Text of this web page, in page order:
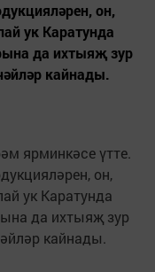
он,
ук Каратунда
да ихтыяҗ зур
кайнады.
ярминкәсе үтте.
он,
ук Каратунда
да ихтыяҗ зур
кайнады.